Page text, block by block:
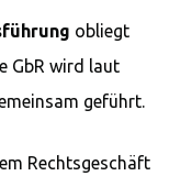
obliegt
GbR wird laut
geführt.
Rechtsgeschäft